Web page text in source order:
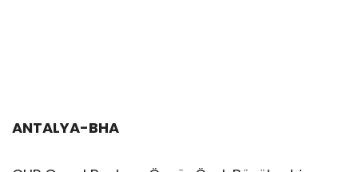
ANTALYA-BHA